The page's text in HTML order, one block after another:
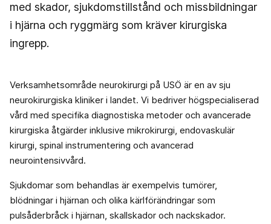
med skador, sjukdomstillstånd och missbildningar
i hjärna och ryggmärg som kräver kirurgiska
ingrepp.
Verksamhetsområde neurokirurgi på USÖ är en av sju
neurokirurgiska kliniker i landet. Vi bedriver högspecialiserad
vård med specifika diagnostiska metoder och avancerade
kirurgiska åtgärder inklusive mikrokirurgi, endovaskulär
kirurgi, spinal instrumentering och avancerad
neurointensivvård.
Sjukdomar som behandlas är exempelvis tumörer,
blödningar i hjärnan och olika kärlförändringar som
pulsåderbråck i hjärnan, skallskador och nackskador.